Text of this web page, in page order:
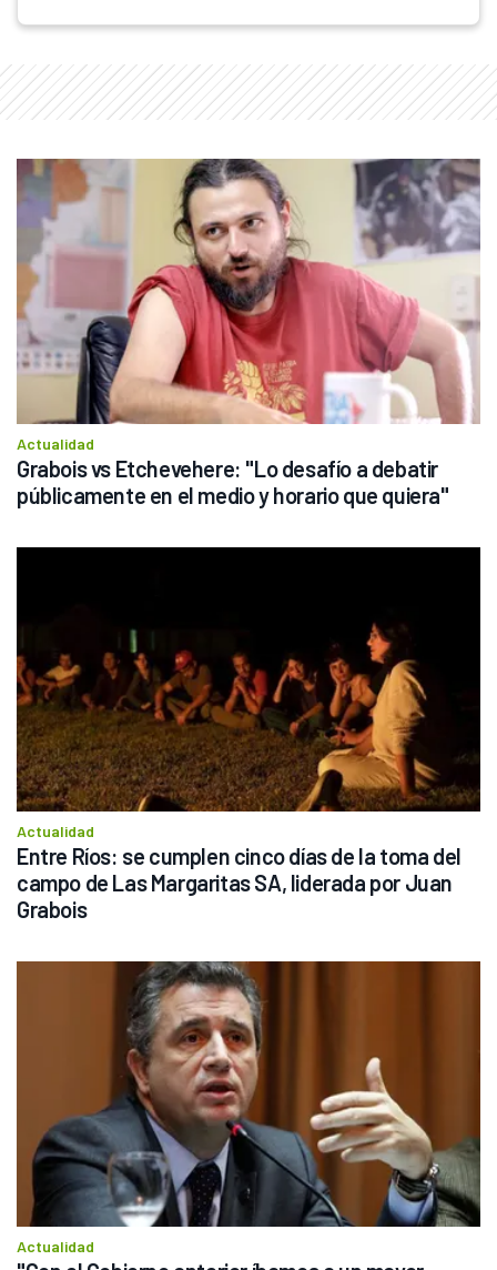
Actualidad
Grabois vs Etchevehere: "Lo desafío a debatir
públicamente en el medio y horario que quiera"
Actualidad
Entre Ríos: se cumplen cinco días de la toma del
campo de Las Margaritas SA, liderada por Juan
Grabois
Actualidad